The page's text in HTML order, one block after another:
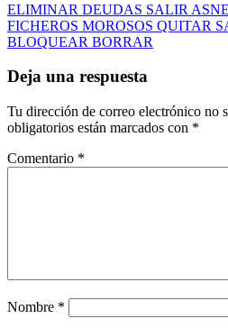
ELIMINAR DEUDAS SALIR
FICHEROS MOROSOS QUITAR
BLOQUEAR BORRAR
Deja una respuesta
Tu dirección de correo electrónico no
obligatorios están marcados con *
Comentario *
Nombre *